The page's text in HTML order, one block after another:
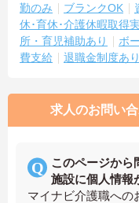
勤のみ
ブランクOK
休･育休･介護休暇取得
所・育児補助あり
ボ
費支給
退職金制度あり
求人のお問い
このページから
施設に個人情報
マイナビ介護職への